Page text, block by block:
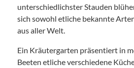
unterschiedlichster Stauden
sich sowohl etliche bekannte
aus aller Welt.
Ein Kräutergarten präsentiert in
Beeten etliche verschiedene